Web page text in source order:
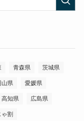
青森県 茨城県
山県 愛媛県
高知県 広島県
ゃ割